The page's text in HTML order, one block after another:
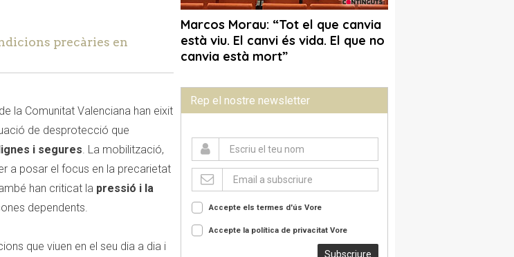
precàries en
de la Comunitat Valenciana han eixit
de desprotecció que
i segures. La mobilització,
a posar el focus en la precarietat
han criticat la pressió i la
dependents.
que viuen en el seu dia a dia i
Rep el nostre newsletter
Accepte els termes d'ús Vore
Accepte la política de privacitat Vore
Subscriure